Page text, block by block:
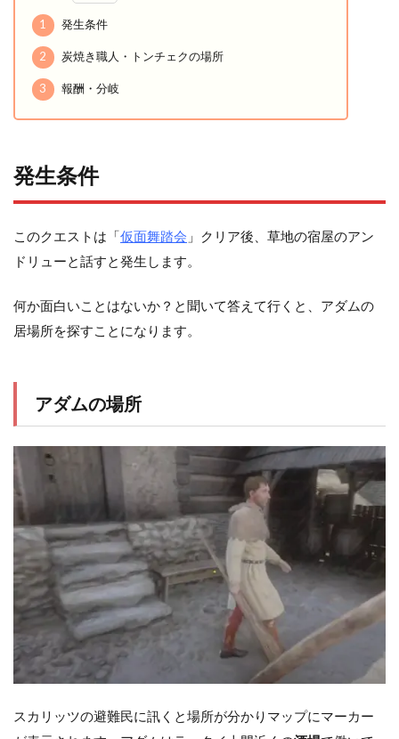
1 発生条件
2 炭焼き職人・トンチェクの場所
3 報酬・分岐
発生条件
このクエストは「仮面舞踏会 」クリア後、草地の宿屋のアン
ドリューと話すと発生します。
何か面白いことはないか？と聞いて答えて行くと、アダムの
居場所を探すことになります。
アダムの場所
スカリッツの避難民に訊くと場所が分かりマップにマーカー